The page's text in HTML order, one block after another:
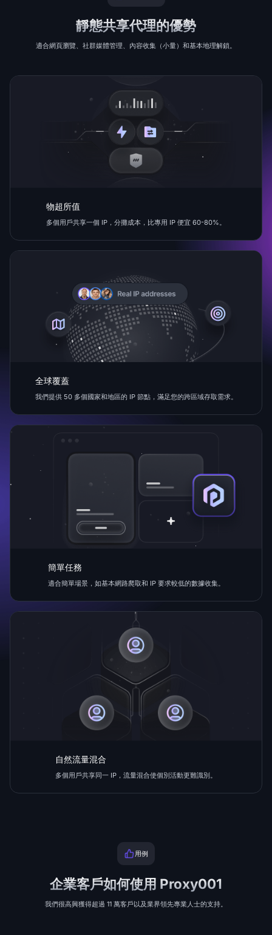
靜態共享代理的優勢
適合網頁瀏覽、社群媒體管理、內容收集（小量）和基本地理解鎖。
物超所值
多個用戶共享一個 IP，分攤成本，比專用 IP 便宜 60-80%。
全球覆蓋
我們提供 50 多個國家和地區的 IP 節點，滿足您的跨區域存取需求。
簡單任務
適合簡單場景，如基本網路爬取和 IP 要求較低的數據收集。
自然流量混合
多個用戶共享同一 IP，流量混合使個別活動更難識別。
用例
企業客戶如何使用 Proxy001
我們很高興獲得超過 11 萬客戶以及業界領先專業人士的支持。